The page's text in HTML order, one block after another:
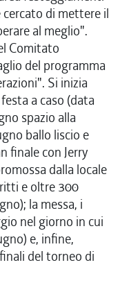
di mettere il
al meglio".
Comitato
del programma
Si inizia
a caso (data
spazio alla
ballo liscio e
finale con Jerry
dalla locale
e oltre 300
la messa, i
nel giorno in cui
e, infine,
del torneo di